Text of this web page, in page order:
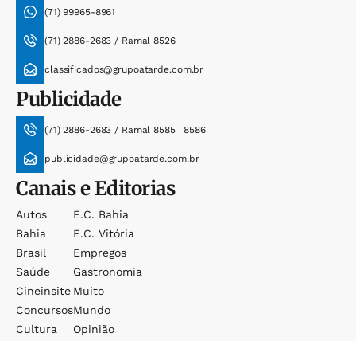
(71) 99965-8961
(71) 2886-2683 / Ramal 8526
classificados@grupoatarde.com.br
Publicidade
(71) 2886-2683 / Ramal 8585 | 8586
publicidade@grupoatarde.com.br
Canais e Editorias
Autos
Bahia
Brasil
Saúde
Cineinsite
Concursos
Cultura
E.c. Bahia
E.c. Vitória
Empregos
Gastronomia
Muito
Mundo
Opinião